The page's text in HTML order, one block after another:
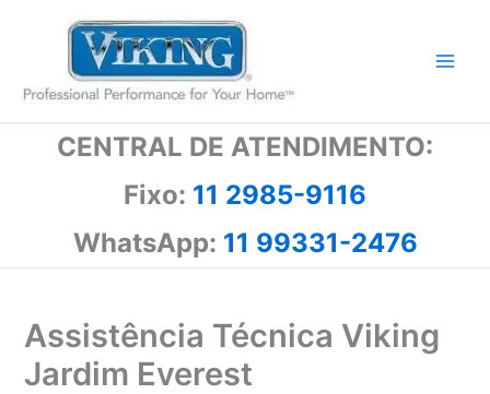
conteúdo
CENTRAL DE ATENDIMENTO:
Fixo: 11 2985-9116
WhatsApp: 11 99331-2476
Assistência Técnica Viking
Jardim Everest